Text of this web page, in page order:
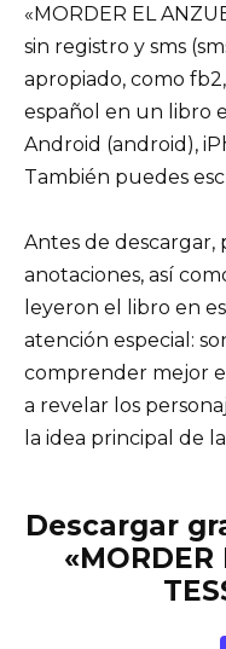
«MORDER EL
sin registro y sms
apropiado, como
español en un libro
Android (android),
También puedes
Antes de descargar,
anotaciones, así
leyeron el libro en
atención especial:
comprender mejor
a revelar los
la idea principal de
Descargar